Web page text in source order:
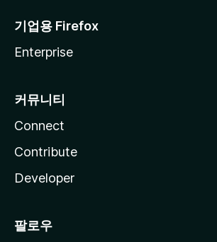
기업용 Firefox
Enterprise
커뮤니티
Connect
Contribute
Developer
팔로우